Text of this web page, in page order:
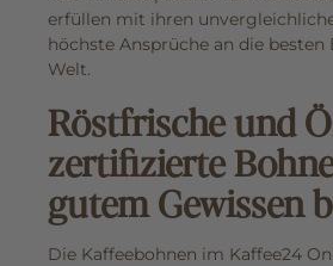
erfüllen mit ihren
höchste Ansprüche an die besten
Welt.
Röstfrische und
zertifizierte
gutem Gewissen
Die Kaffeebohnen im Kaffee24